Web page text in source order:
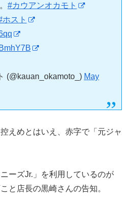
#カウアンオカモト
ホスト
(@kauan_okamoto_) May
えめとはいえ、赤字で「元ジャ
ーズJr.」を利用しているのが
と店長の黒崎さんの告知。